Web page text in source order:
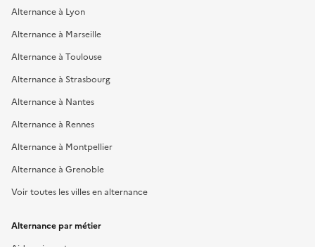
Alternance à Lyon
Alternance à Marseille
Alternance à Toulouse
Alternance à Strasbourg
Alternance à Nantes
Alternance à Rennes
Alternance à Montpellier
Alternance à Grenoble
Voir toutes les villes en alternance
Alternance par métier